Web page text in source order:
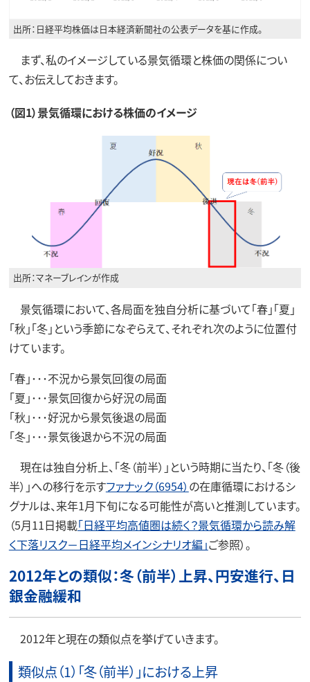
出所：日経平均株価は日本経済新聞社の公表データを基に作成。
まず、私のイメージしている景気循環と株価の関係につい
て、お伝えしておきます。
（図1）景気循環における株価のイメージ
出所：マネーブレインが作成
景気循環において、各局面を独自分析に基づいて「春」「夏」
「秋」「冬」という季節になぞらえて、それぞれ次のように位置付
けています。
「春」･･･不況から景気回復の局面
「夏」･･･景気回復から好況の局面
「秋」･･･好況から景気後退の局面
「冬」･･･景気後退から不況の局面
現在は独自分析上、「冬（前半）」という時期に当たり、「冬（後
半）」への移行を示すファナック（6954） の在庫循環におけるシ
グナルは、来年1月下旬になる可能性が高いと推測しています。
（5月11日掲載「日経平均高値圏は続く？景気循環から読み解
く下落リスク－日経平均メインシナリオ編」ご参照）。
2012年との類似：冬（前半）上昇、円安進行、日
銀金融緩和
2012年と現在の類似点を挙げていきます。
類似点（1）「冬（前半）」における上昇